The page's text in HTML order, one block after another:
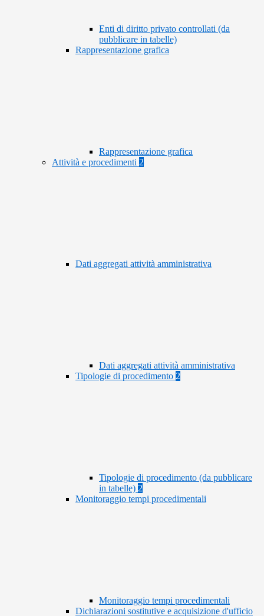
Enti di diritto privato controllati (da
pubblicare in tabelle)
Rappresentazione grafica
Rappresentazione grafica
Attività e procedimenti 2
Dati aggregati attività amministrativa
Dati aggregati attività amministrativa
Tipologie di procedimento 2
Tipologie di procedimento (da pubblicare
in tabelle) 2
Monitoraggio tempi procedimentali
Monitoraggio tempi procedimentali
Dichiarazioni sostitutive e acquisizione d'ufficio